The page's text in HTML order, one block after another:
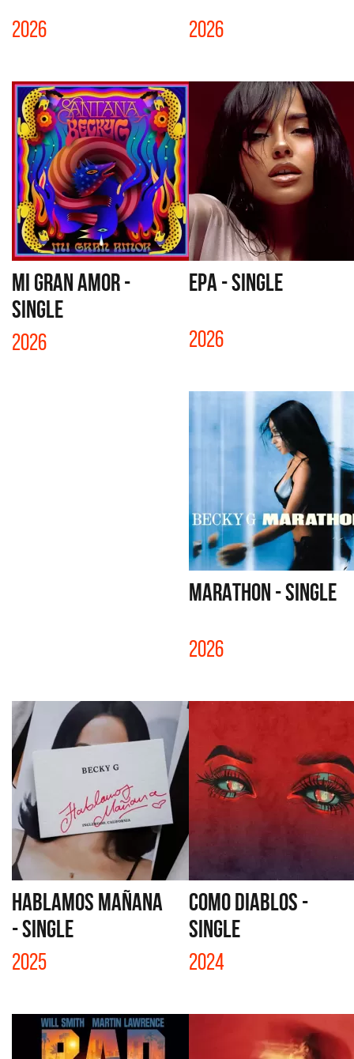
2026 2026
MI GRAN AMOR -
SINGLE
2026
EPA - SINGLE
2026
MARATHON - SINGLE
2026
HABLAMOS MAÑANA
- SINGLE
2025
COMO DIABLOS -
SINGLE
2024